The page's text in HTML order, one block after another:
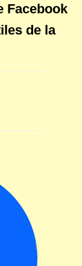
Facebook
de la